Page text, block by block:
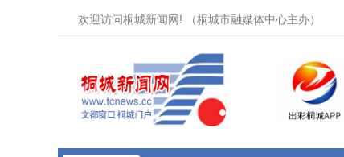
欢迎访问桐城新闻网! （桐城市融媒体中心主办）